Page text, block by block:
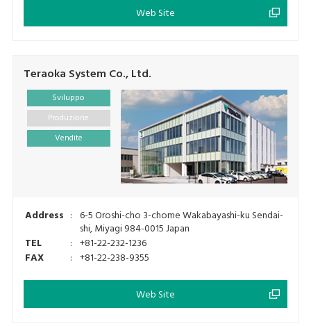
Web Site
Teraoka System Co., Ltd.
Sviluppo
Produzione
Vendite
Address : 6-5 Oroshi-cho 3-chome Wakabayashi-ku Sendai-
shi, Miyagi 984-0015 Japan
TEL
: +81-22-232-1236
FAX
: +81-22-238-9355
Web Site